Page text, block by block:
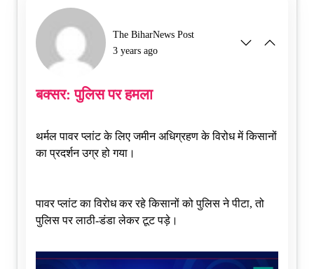
The BiharNews Post
3 years ago
बक्सर: पुलिस पर हमला
थर्मल पावर प्लांट के लिए जमीन अधिग्रहण के विरोध में किसानों
का प्रदर्शन उग्र हो गया।
पावर प्लांट का विरोध कर रहे किसानों को पुलिस ने पीटा, तो
पुलिस पर लाठी-डंडा लेकर टूट पड़े।